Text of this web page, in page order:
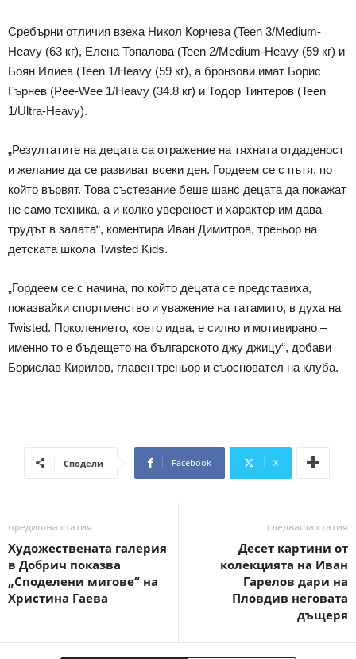
Сребърни отличия взеха Никол Корчева (Teen 3/Medium-
Heavy (63 кг), Елена Топалова (Teen 2/Medium-Heavy (59 кг) и
Боян Илиев (Teen 1/Heavy (59 кг), а бронзови имат Борис
Гърнев (Pee-Wee 1/Heavy (34.8 кг) и Тодор Тинтеров (Teen
1/Ultra-Heavy).
„Резултатите на децата са отражение на тяхната отдаденост
и желание да се развиват всеки ден. Гордеем се с пътя, по
който вървят. Това състезание беше шанс децата да покажат
не само техника, а и колко увереност и характер им дава
трудът в залата“, коментира Иван Димитров, треньор на
детската школа Twisted Kids.
„Гордеем се с начина, по който децата се представиха,
показвайки спортменство и уважение на татамито, в духа на
Twisted. Поколението, което идва, е силно и мотивирано –
именно то е бъдещето на българското джу джицу“, добави
Борислав Кирилов, главен треньор и съосновател на клуба.
Сподели Facebook X
предишна статия
Художествената галерия
в Добрич показва
„Споделени мигове“ на
Христина Гаева
следваща статия
Десет картини от
колекцията на Иван
Гарелов дари на
Пловдив неговата
дъщеря